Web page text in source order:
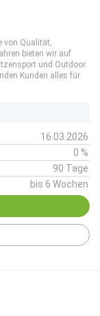
von Qualität,
bieten wir auf
und Outdoor.
Kunden alles für
16.03.2026
0 %
90 Tage
bis 6 Wochen